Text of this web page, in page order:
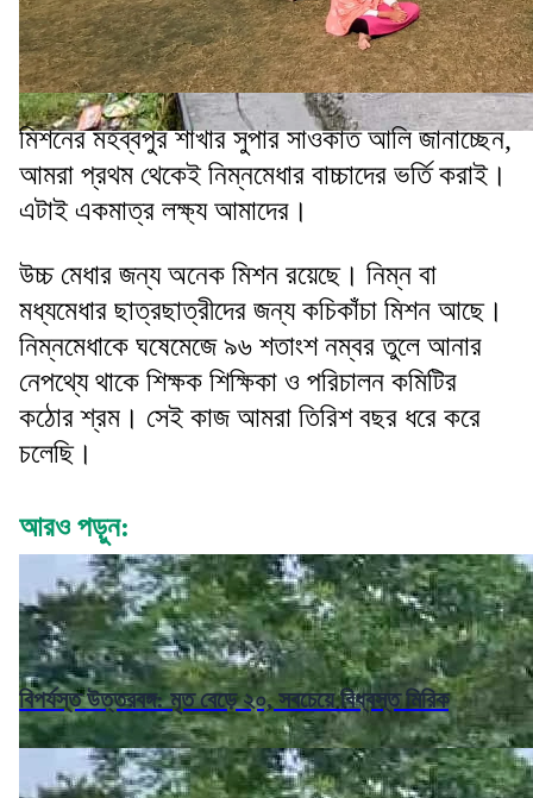
মিশনের মহব্বপুর শাখার সুপার সাওকাত আলি জানাচ্ছেন,
আমরা প্রথম থেকেই নিম্নমেধার বাচ্চাদের ভর্তি করাই।
এটাই একমাত্র লক্ষ্য আমাদের।
উচ্চ মেধার জন্য অনেক মিশন রয়েছে। নিম্ন বা
মধ্যমেধার ছাত্রছাত্রীদের জন্য কচিকাঁচা মিশন আছে।
নিম্নমেধাকে ঘষেমেজে ৯৬ শতাংশ নম্বর তুলে আনার
নেপথ্যে থাকে শিক্ষক শিক্ষিকা ও পরিচালন কমিটির
কঠোর শ্রম। সেই কাজ আমরা তিরিশ বছর ধরে করে
চলেছি।
আরও পড়ুন:
বিপর্যস্ত উত্তরবঙ্গ: মৃত বেড়ে ২০, সবচেয়ে বিধ্বস্ত মিরিক